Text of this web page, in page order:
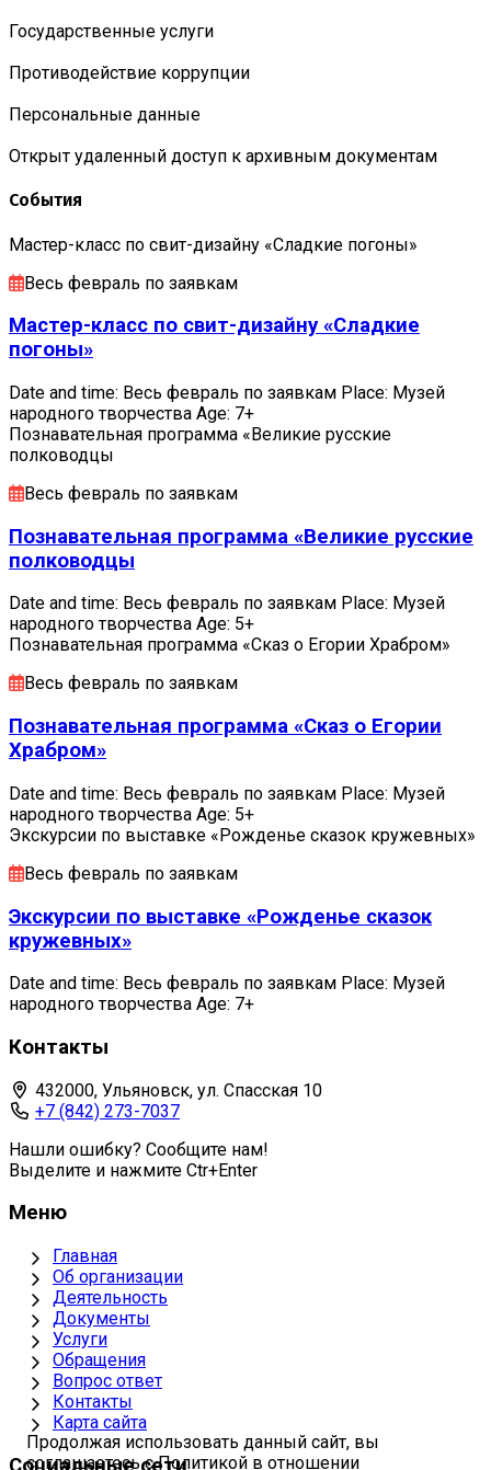
Государственные услуги
Противодействие коррупции
Персональные данные
Открыт удаленный доступ к архивным документам
События
Мастер-класс по свит-дизайну «Сладкие погоны»
Весь февраль по заявкам
Мастер-класс по свит-дизайну «Сладкие
погоны»
Date and time: Весь февраль по заявкам Place: Музей
народного творчества Age: 7+
Познавательная программа «Великие русские
полководцы
Весь февраль по заявкам
Познавательная программа «Великие русские
полководцы
Date and time: Весь февраль по заявкам Place: Музей
народного творчества Age: 5+
Познавательная программа «Сказ о Егории Храбром»
Весь февраль по заявкам
Познавательная программа «Сказ о Егории
Храбром»
Date and time: Весь февраль по заявкам Place: Музей
народного творчества Age: 5+
Экскурсии по выставке «Рожденье сказок кружевных»
Весь февраль по заявкам
Экскурсии по выставке «Рожденье сказок
кружевных»
Date and time: Весь февраль по заявкам Place: Музей
народного творчества Age: 7+
Контакты
432000, Ульяновск, ул. Спасская 10
+7 (842) 273-7037
Нашли ошибку? Сообщите нам!
Выделите и нажмите Ctr+Enter
Меню
Главная
Об организации
Деятельность
Документы
Услуги
Обращения
Вопрос ответ
Контакты
Карта сайта
Продолжая использовать данный сайт, вы
соглашаетесь с Политикой в отношении